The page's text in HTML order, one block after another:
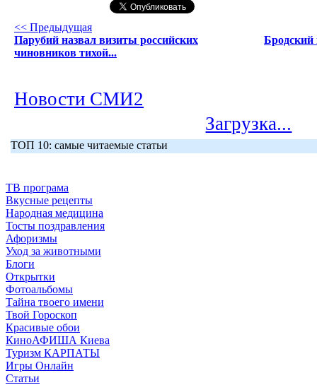
<< Предыдущая
Парубий назвал визиты российских
чиновников тихой...
Бродский
Новости СМИ2
Загрузка...
ТОП 10: самые читаемые статьи
ТВ програма
Вкусные рецепты
Народная медицина
Тосты поздравления
Афоризмы
Уход за животными
Блоги
Открытки
Фотоальбомы
Тайна твоего имени
Твой Гороскоп
Красивые обои
КиноАФИША Киева
Туризм КАРПАТЫ
Игры Онлайн
Статьи